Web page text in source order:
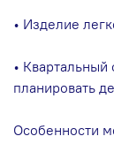
• Изделие
•
планировать
Особенности